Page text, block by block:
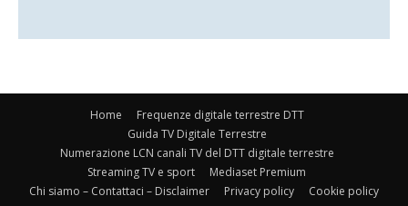
Home
Frequenze digitale terrestre DTT
Guida TV Digitale Terrestre
Numerazione LCN canali TV del DTT digitale terrestre
Streaming TV e sport
Mediaset Premium
Chi siamo – Contattaci – Disclaimer
Privacy policy Cookie policy